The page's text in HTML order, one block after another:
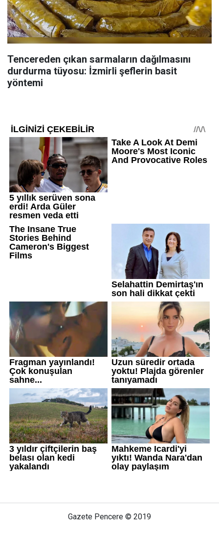
Tencereden çıkan sarmaların dağılmasını
durdurma tüyosu: İzmirli şeflerin basit
yöntemi
Gazete Pencere © 2019